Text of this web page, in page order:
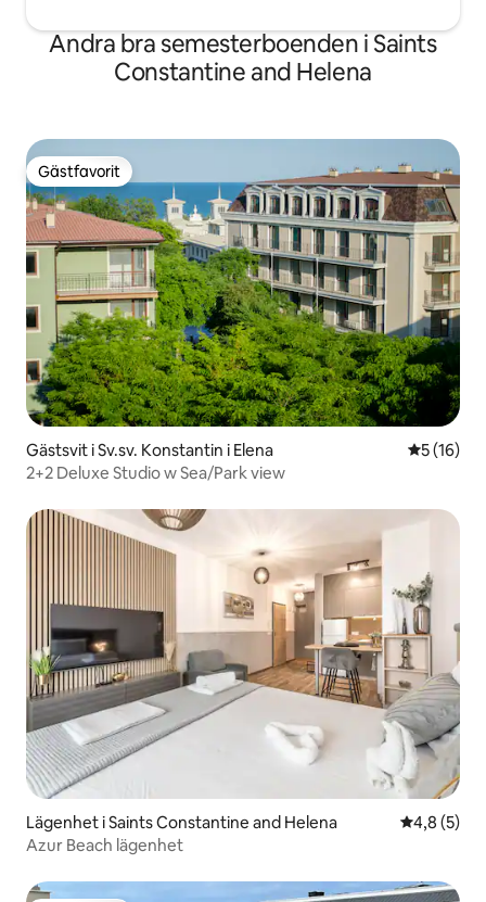
Andra bra semesterboenden i Saints
Constantine and Helena
Gästfavorit
Gästfavorit
Gästsvit i Sv.sv. Konstantin i Elena 5 av 5 i
5 (16)
2+2 Deluxe Studio w Sea/Park view
Lägenhet i Saints Constantine and Helena 4,8 av 5 i
4,8 (5)
Azur Beach lägenhet